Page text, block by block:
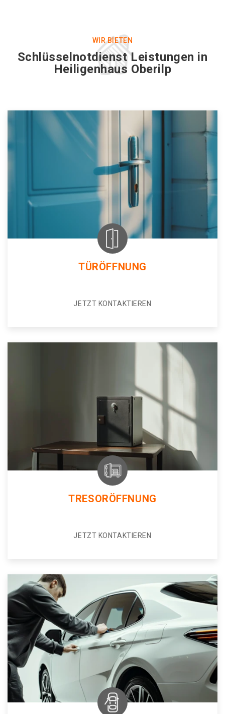
WIR BIETEN
Schlüsselnotdienst Leistungen in
Heiligenhaus Oberilp
TÜRÖFFNUNG
JETZT KONTAKTIEREN
TRESORÖFFNUNG
JETZT KONTAKTIEREN